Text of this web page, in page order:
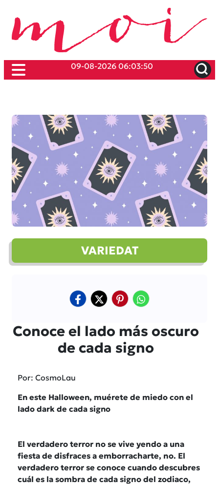
09-08-2026 06:03:50
VARIEDAT
Conoce el lado más oscuro
de cada signo
Por: CosmoLau
En este Halloween, muérete de miedo con el
lado dark de cada signo
El verdadero terror no se vive yendo a una
fiesta de disfraces a emborracharte, no. El
verdadero terror se conoce cuando descubres
cuál es la sombra de cada signo del zodiaco,